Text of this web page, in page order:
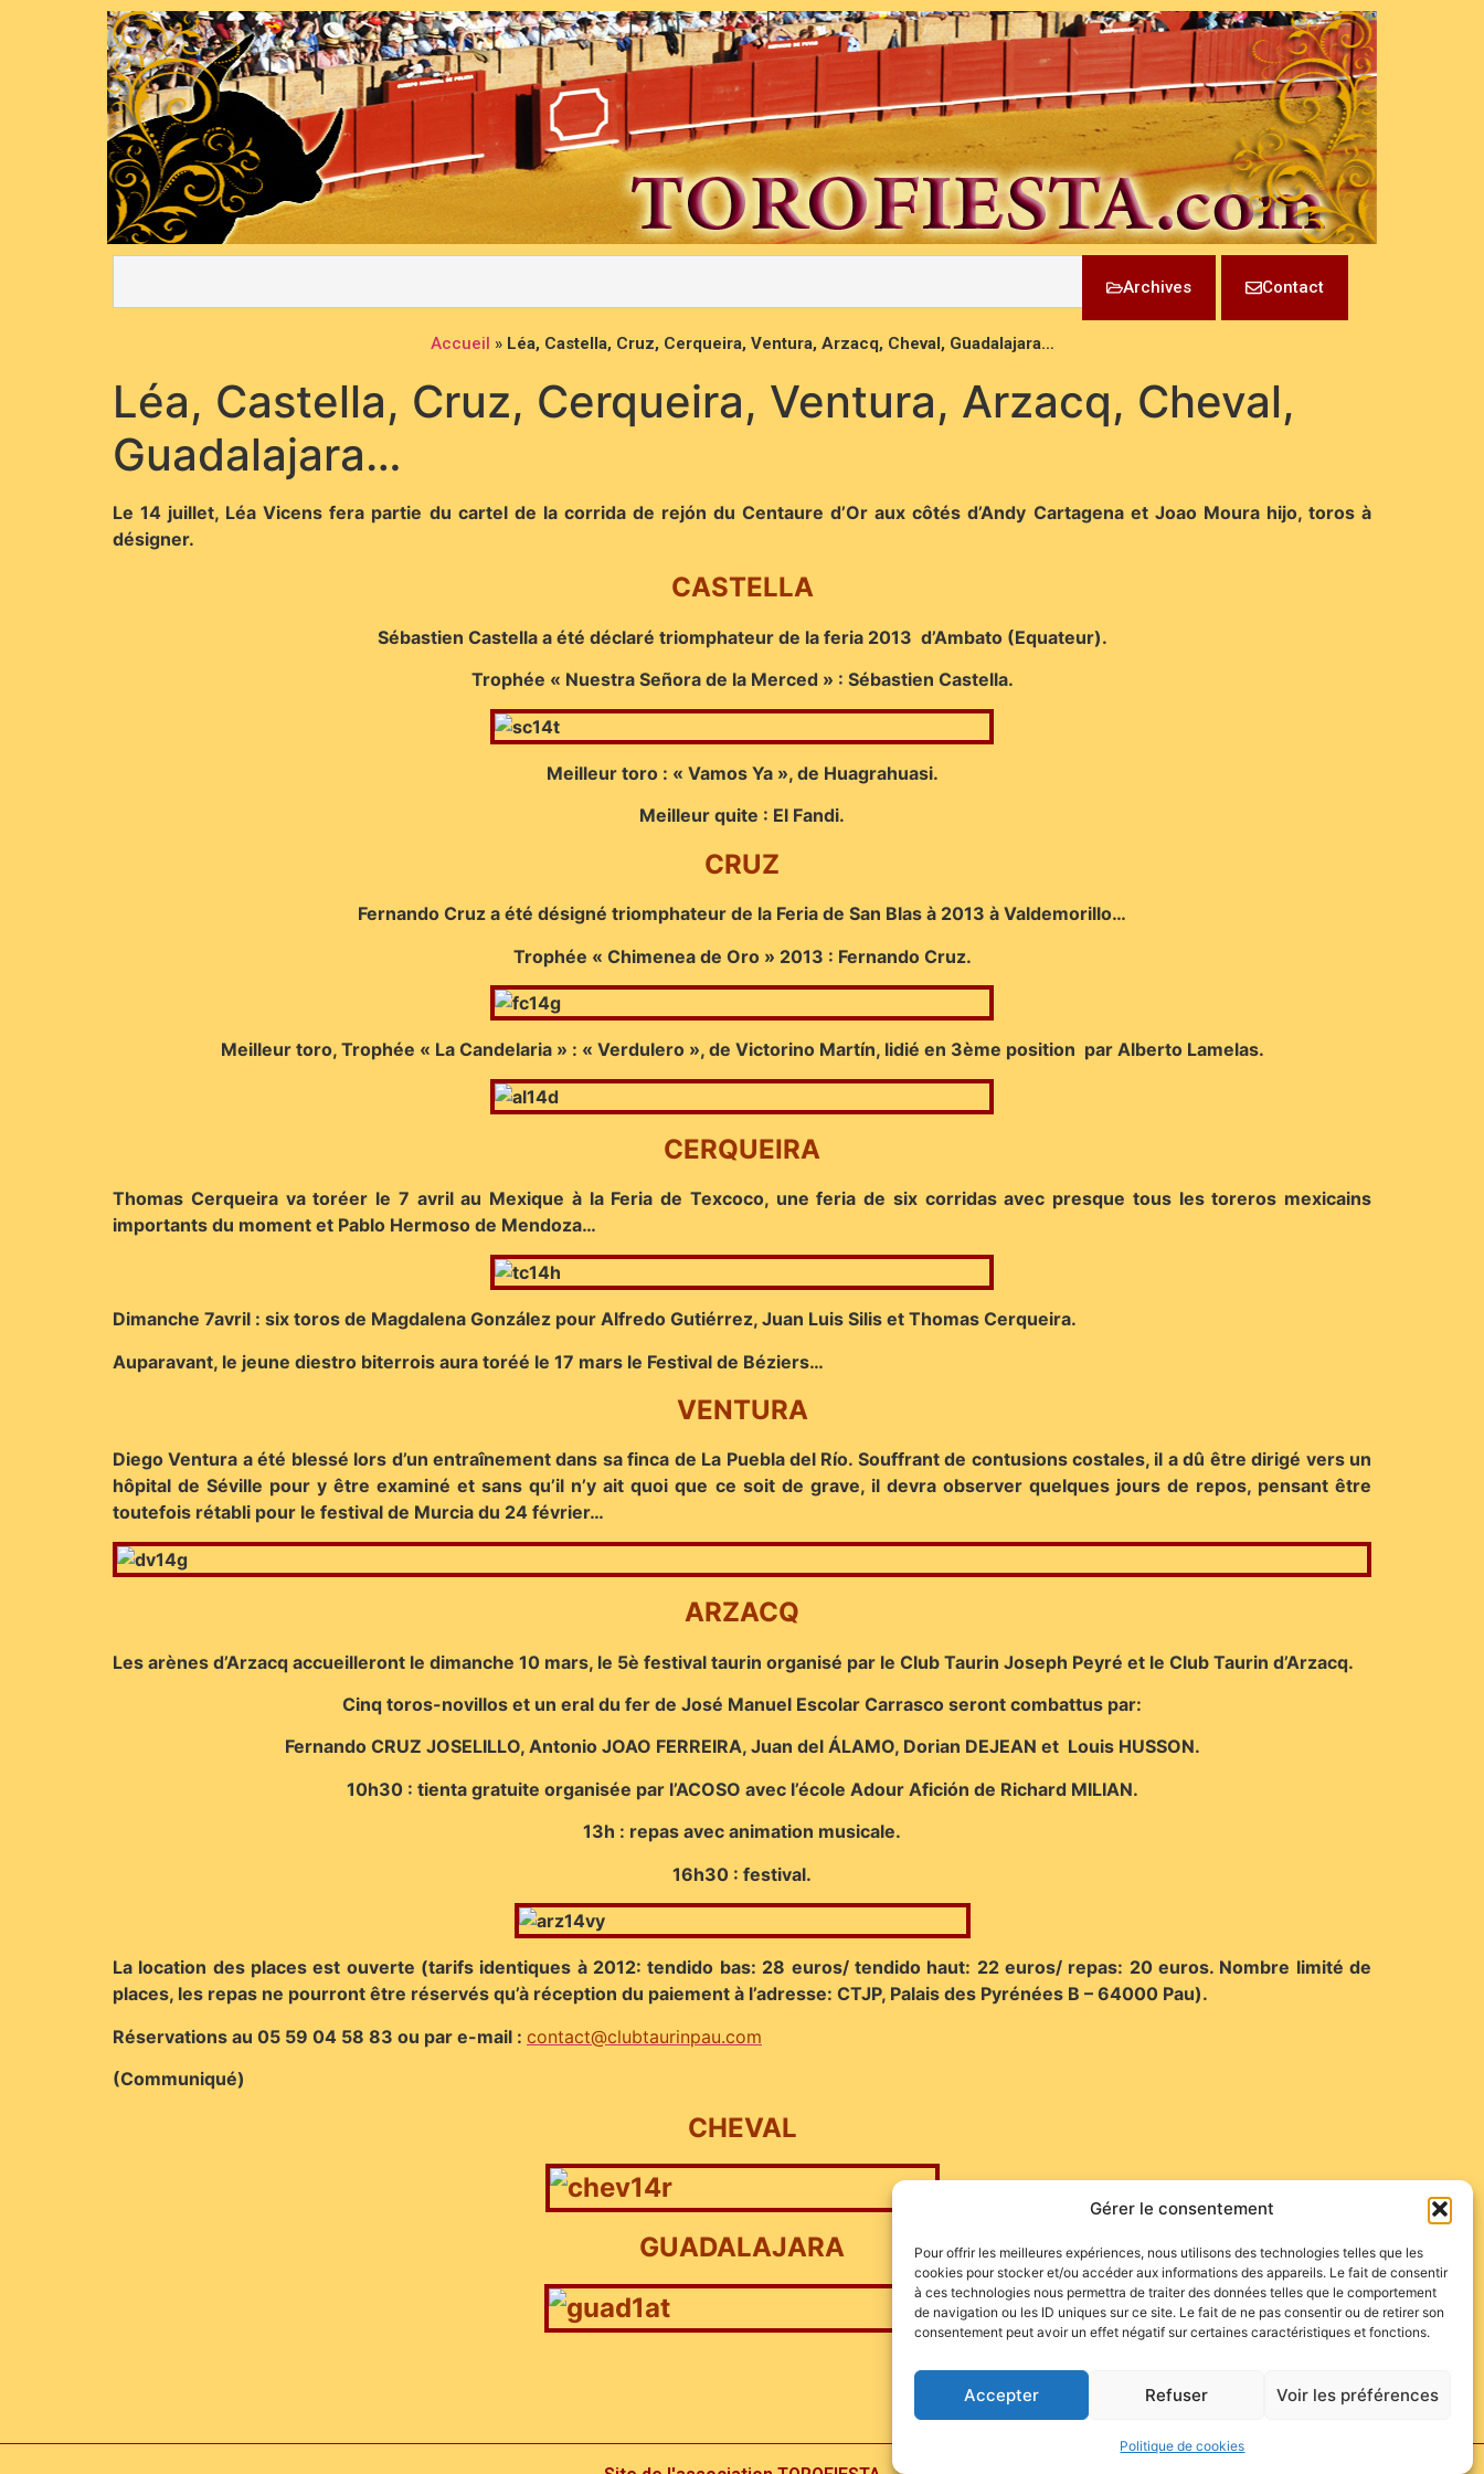
Gérer le consentement
Pour offrir les meilleures expériences, nous utilisons des technologies telles que les
cookies pour stocker et/ou accéder aux informations des appareils. Le fait de consentir
à ces technologies nous permettra de traiter des données telles que le comportement
de navigation ou les ID uniques sur ce site. Le fait de ne pas consentir ou de retirer son
consentement peut avoir un effet négatif sur certaines caractéristiques et fonctions.
Accepter Refuser Voir les préférences
Politique de cookies
Archives Contact
Accueil » Léa, Castella, Cruz, Cerqueira, Ventura, Arzacq, Cheval, Guadalajara…
Léa, Castella, Cruz, Cerqueira, Ventura, Arzacq, Cheval,
Guadalajara…
Le 14 juillet, Léa Vicens fera partie du cartel de la corrida de rejón du Centaure d’Or aux côtés d’Andy Cartagena et Joao Moura hijo, toros à
désigner.
CASTELLA
Sébastien Castella a été déclaré triomphateur de la feria 2013 d’Ambato (Equateur).
Trophée « Nuestra Señora de la Merced » : Sébastien Castella.
Meilleur toro : « Vamos Ya », de Huagrahuasi.
Meilleur quite : El Fandi.
CRUZ
Fernando Cruz a été désigné triomphateur de la Feria de San Blas à 2013 à Valdemorillo…
Trophée « Chimenea de Oro » 2013 : Fernando Cruz.
Meilleur toro, Trophée « La Candelaria » : « Verdulero », de Victorino Martín, lidié en 3ème position par Alberto Lamelas.
CERQUEIRA
Thomas Cerqueira va toréer le 7 avril au Mexique à la Feria de Texcoco, une feria de six corridas avec presque tous les toreros mexicains
importants du moment et Pablo Hermoso de Mendoza…
Dimanche 7avril : six toros de Magdalena González pour Alfredo Gutiérrez, Juan Luis Silis et Thomas Cerqueira.
Auparavant, le jeune diestro biterrois aura toréé le 17 mars le Festival de Béziers…
VENTURA
Diego Ventura a été blessé lors d’un entraînement dans sa finca de La Puebla del Río. Souffrant de contusions costales, il a dû être dirigé vers un
hôpital de Séville pour y être examiné et sans qu’il n’y ait quoi que ce soit de grave, il devra observer quelques jours de repos, pensant être
toutefois rétabli pour le festival de Murcia du 24 février…
ARZACQ
Les arènes d’Arzacq accueilleront le dimanche 10 mars, le 5è festival taurin organisé par le Club Taurin Joseph Peyré et le Club Taurin d’Arzacq.
Cinq toros-novillos et un eral du fer de José Manuel Escolar Carrasco seront combattus par:
Fernando CRUZ JOSELILLO, Antonio JOAO FERREIRA, Juan del ÁLAMO, Dorian DEJEAN et Louis HUSSON.
10h30 : tienta gratuite organisée par l’ACOSO avec l’école Adour Afición de Richard MILIAN.
13h : repas avec animation musicale.
16h30 : festival.
La location des places est ouverte (tarifs identiques à 2012: tendido bas: 28 euros/ tendido haut: 22 euros/ repas: 20 euros. Nombre limité de
places, les repas ne pourront être réservés qu’à réception du paiement à l’adresse: CTJP, Palais des Pyrénées B – 64000 Pau).
Réservations au 05 59 04 58 83 ou par e-mail : contact@clubtaurinpau.com
(Communiqué)
CHEVAL
GUADALAJARA